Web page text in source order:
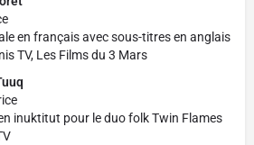
en français avec sous-titres en anglais
TV, Les Films du 3 Mars
inuktitut pour le duo folk Twin Flames